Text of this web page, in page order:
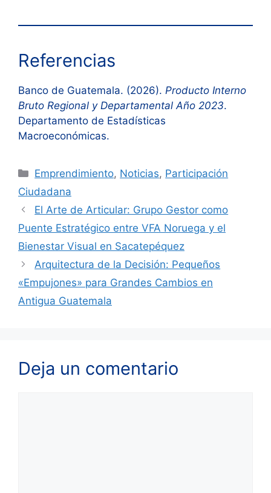
Referencias
Banco de Guatemala. (2026). Producto Interno
Bruto Regional y Departamental Año 2023.
Departamento de Estadísticas
Macroeconómicas.
Categorías
Emprendimiento, Noticias, Participación
Ciudadana
El Arte de Articular: Grupo Gestor como
Puente Estratégico entre VFA Noruega y el
Bienestar Visual en Sacatepéquez
Arquitectura de la Decisión: Pequeños
«Empujones» para Grandes Cambios en
Antigua Guatemala
Deja un comentario